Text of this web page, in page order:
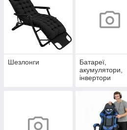
Шезлонги
Батареї,
акумулятори,
інвертори